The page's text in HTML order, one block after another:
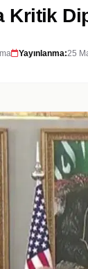
Kritik
Yayınlanma:25